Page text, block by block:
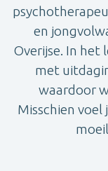
en
Overijse. In het
met
waardoor
Misschien voel